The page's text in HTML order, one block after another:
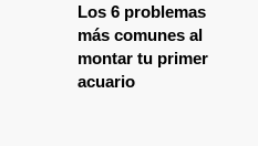
Los 6 problemas
más comunes al
montar tu primer
acuario